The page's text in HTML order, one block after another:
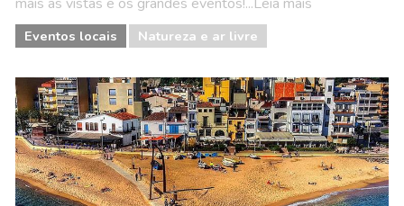
Eventos locais Natureza e ar livre